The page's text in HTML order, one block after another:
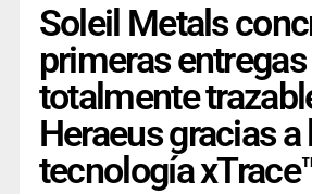
Soleil Metals
primeras
totalmente
Heraeus gracias a
tecnología